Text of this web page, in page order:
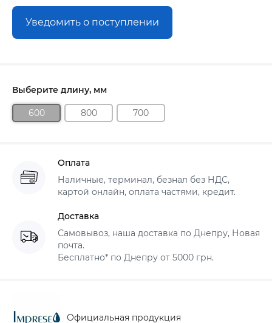
Уведомить о поступлении
Выберите длину, мм
600 800 700
Оплата
Наличные, терминал, безнал без НДС,
картой онлайн, оплата частями, кредит.
Доставка
Самовывоз, наша доставка по Днепру, Новая
почта.
Бесплатно* по Днепру от 5000 грн.
Официальная продукция